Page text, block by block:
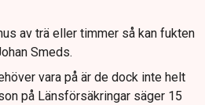
av trä eller timmer så kan fukten
Smeds.
vara på är de dock inte helt
på Länsförsäkringar säger 15